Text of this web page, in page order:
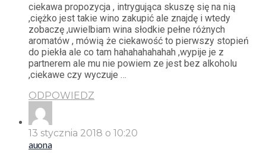
ciekawa propozycja , intrygująca skuszę się na nią
,ciężko jest takie wino zakupić ale znajdę i wtedy
zobaczę ,uwielbiam wina słodkie pełne różnych
aromatów , mówią że ciekawość to pierwszy stopień
do piekła ale co tam hahahahahahah ,wypije je z
partnerem ale mu nie powiem ze jest bez alkoholu
,ciekawe czy wyczuje …
ODPOWIEDZ
13 stycznia 2018 o 10:20
auona